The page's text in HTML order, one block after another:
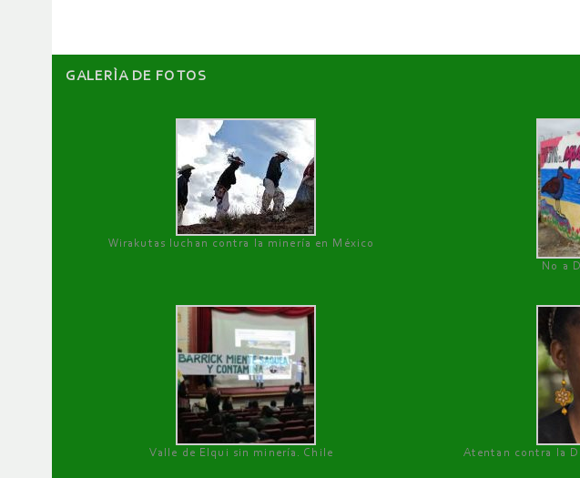
GALERÌA DE FOTOS
Wirakutas luchan contra la minería en México
No a
Valle de Elqui sin minería. Chile Atentan contra la